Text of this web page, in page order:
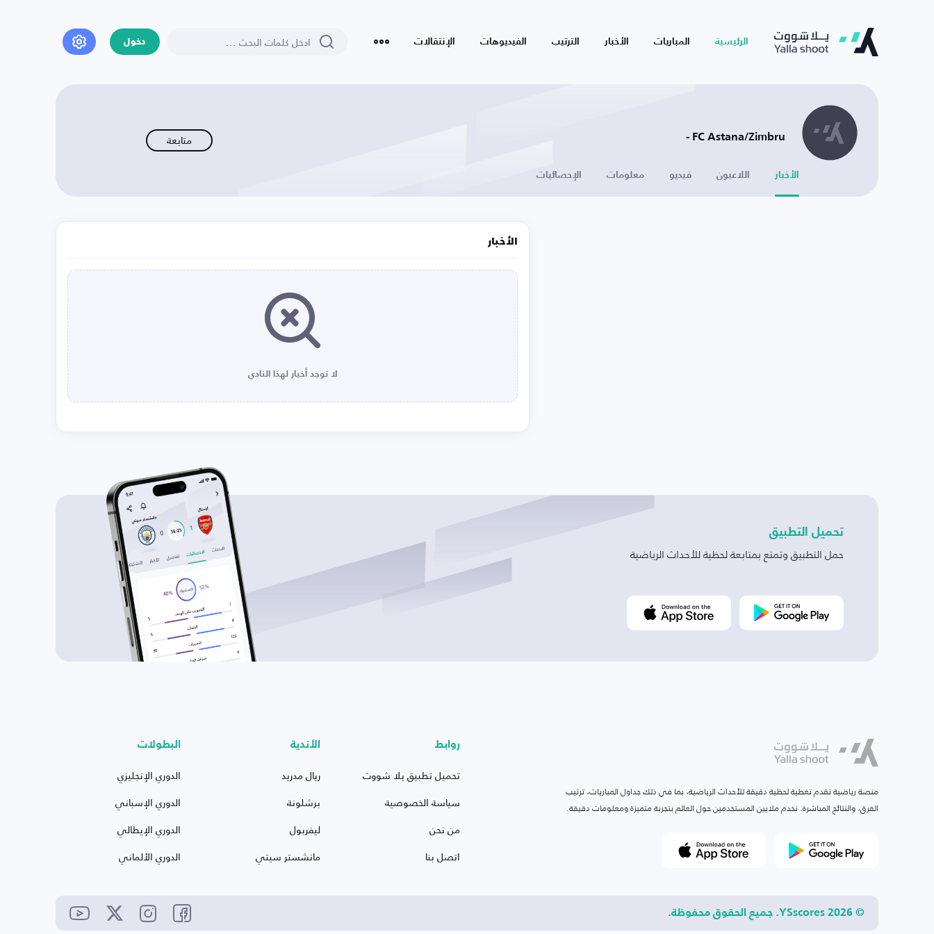
الرئيسية المباريات الأخبار الترتيب الفيديوهات الإنتقالات دخول
FC Astana/Zimbru - متابعة
الأخبار اللاعبون فيديو معلومات الإحصائيات
الأخبار
لا توجد أخبار لهذا النادي
تحميل التطبيق
حمل التطبيق وتمتع بمتابعة لحظية للأحداث الرياضية
منصة رياضية تقدم تغطية لحظية دقيقة للأحداث الرياضية، بما في ذلك جداول المباريات، ترتيب
الفرق، والنتائج المباشرة. نخدم ملايين المستخدمين حول العالم بتجربة متميزة ومعلومات دقيقة.
روابط
تحميل تطبيق يلا شووت
سياسة الخصوصية
من نحن
اتصل بنا
الأندية
ريال مدريد
برشلونة
ليفربول
مانشستر سيتي
البطولات
الدوري الإنجليزي
الدوري الإسباني
الدوري الإيطالي
الدوري الألماني
© 2026 YSscores. جميع الحقوق محفوظة.